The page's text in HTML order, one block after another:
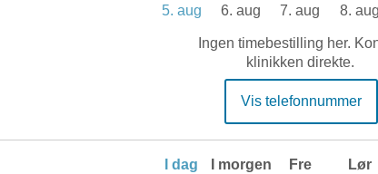
5. aug
6. aug
7. aug
8. aug
Ingen timebestilling her.
klinikken direkte.
Vis telefonnummer
I dag
I morgen
Fre
Lør